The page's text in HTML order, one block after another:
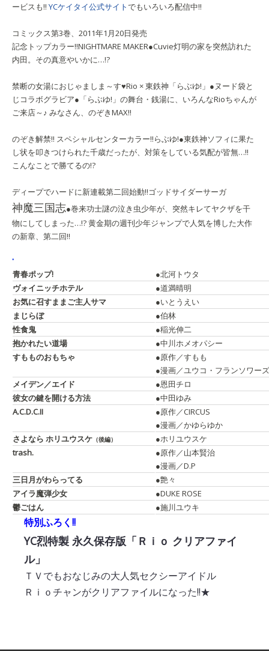
ービスも!! YCケイタイ公式サイトでもいろいろ配信中!!
コミックス第3巻、2011年1月20日発売
記念トップカラー!!NIGHTMARE MAKER●Cuvie灯明の家を突然訪れた
内田。その真意やいかに…!?
禁断の女湯におじゃましま～す♥Rio × 東鉄神「らぶゆ!」 ●ヌード袋と
じコラボグラビア● 「らぶゆ!」の舞台・銭湯に、いろんなRioちゃんが
ご来店～♪ みなさん、のぞきMAX!!
のぞき解禁!! スペシャルセンターカラー!!らぶゆ!●東鉄神ソフィに果た
し状を叩きつけられた千歳だったが、対策をしている気配が皆無…!!
こんなことで勝てるの!?
ディープでハードに新連載第二回始動!!ゴッドサイダーサーガ
神魔三国志●巻来功士謎の泣き虫少年が、突然キレてヤクザを干
物にしてしまった…!? 黄金期の週刊少年ジャンプで人気を博した大作
の新章、第二回!!
.
青春ポップ!
●北河トウタ
ヴォイニッチホテル
●道満晴明
お気に召すままご主人サマ
●いとうえい
まじらぼ
●伯林
性食鬼
●稲光伸二
抱かれたい道場
●中川ホメオパシー
すもものおもちゃ
●原作／すもも
●漫画／ユウコ・フランソワーズ
メイデン／エイド
●恩田チロ
彼女の鍵を開ける方法
●中田ゆみ
A.C.D.C.II
●原作／CIRCUS
●漫画／かゆらゆか
さよなら ホリユウスケ （後編）
●ホリユウスケ
trash.
●原作／山本賢治
●漫画／D.P
三日月がわらってる
●艶々
アイラ魔弾少女
●DUKE ROSE
鬱ごはん
●施川ユウキ
特別ふろく!!
YC烈特製 永久保存版「Ｒｉｏ クリアファイ
ル」
ＴＶでもおなじみの大人気セクシーアイドル
Ｒｉｏチャンがクリアファイルになった!!★